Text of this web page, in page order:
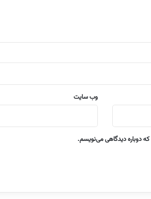
وب‌ سایت
که دوباره دیدگاهی می‌نویسم.